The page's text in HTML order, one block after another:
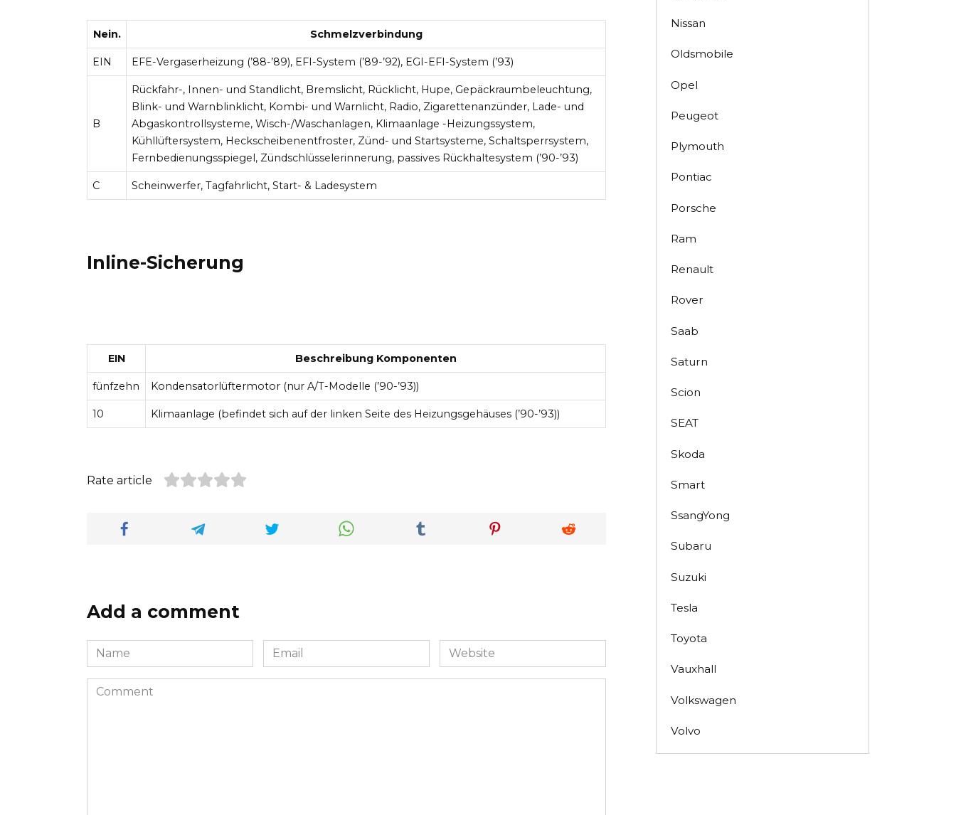
Nein. Schmelzverbindung
EIN EFE-Vergaserheizung (’88-’89), EFI-System (’89-’92), EGI-EFI-System (’93)
B
Rückfahr-, Innen- und Standlicht, Bremslicht, Rücklicht, Hupe, Gepäckraumbeleuchtung,
Blink- und Warnblinklicht, Kombi- und Warnlicht, Radio, Zigarettenanzünder, Lade- und
Abgaskontrollsysteme, Wisch-/Waschanlagen, Klimaanlage -Heizungssystem,
Kühllüftersystem, Heckscheibenentfroster, Zünd- und Startsysteme, Schaltsperrsystem,
Fernbedienungsspiegel, Zündschlüsselerinnerung, passives Rückhaltesystem (’90-’93)
C Scheinwerfer, Tagfahrlicht, Start- & Ladesystem
Inline-Sicherung
EIN Beschreibung Komponenten
fünfzehn Kondensatorlüftermotor (nur A/T-Modelle (’90-’93))
10 Klimaanlage (befindet sich auf der linken Seite des Heizungsgehäuses (’90-’93))
Rate article
Add a comment
Name
*
Email
*
Website
Comment
Nissan
Oldsmobile
Opel
Peugeot
Plymouth
Pontiac
Porsche
Ram
Renault
Rover
Saab
Saturn
Scion
SEAT
Skoda
Smart
SsangYong
Subaru
Suzuki
Tesla
Toyota
Vauxhall
Volkswagen
Volvo